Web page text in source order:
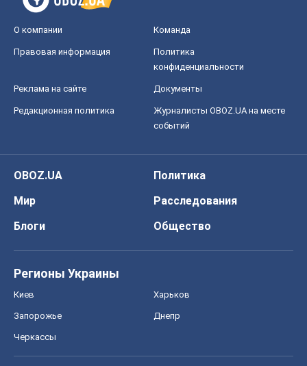
О компании Команда
Правовая информация
Политика
конфиденциальности
Реклама на сайте Документы
Редакционная политика
Журналисты OBOZ.UA на месте
событий
OBOZ.UA
Политика
Мир
Расследования
Блоги
Общество
Регионы Украины
Киев Харьков
Запорожье Днепр
Черкассы